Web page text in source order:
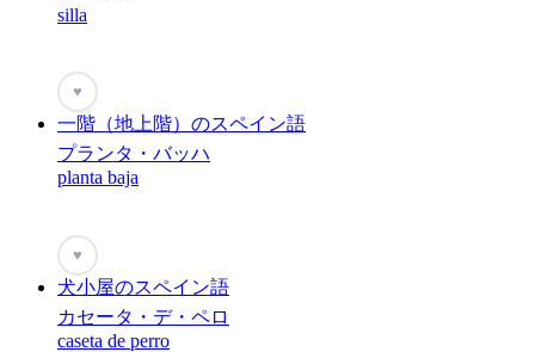
silla
♥
一階（地上階）のスペイン語
プランタ・バッハ
planta baja
♥
犬小屋のスペイン語
カセータ・デ・ペロ
caseta de perro